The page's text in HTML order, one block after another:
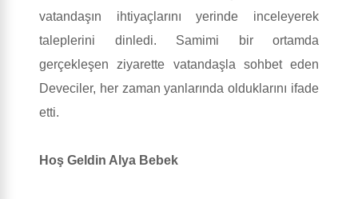
vatandaşın ihtiyaçlarını yerinde inceleyerek
taleplerini dinledi. Samimi bir ortamda
gerçekleşen ziyarette vatandaşla sohbet eden
Deveciler, her zaman yanlarında olduklarını ifade
etti.
Hoş Geldin Alya Bebek